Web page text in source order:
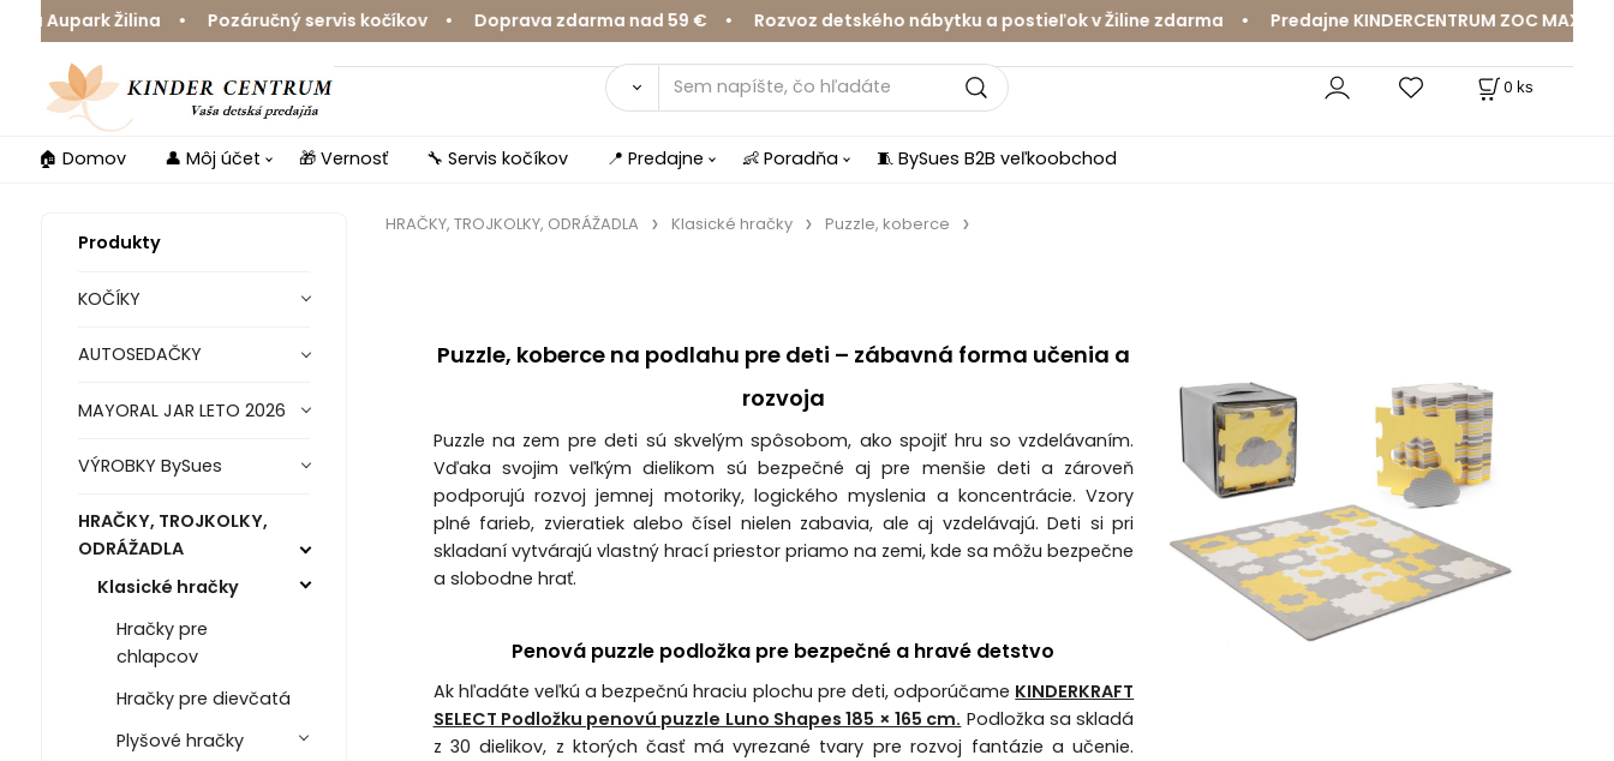
Žilina • Pozáručný servis kočíkov • Doprava zdarma nad 59 € • Rozvoz detského nábytku a postieľok v Žiline zdarma • Predajne KINDERCENTRUM ZOC MAX a
0 ks
🏠 Domov 👤 Môj účet 🎁 Vernosť 🔧 Servis kočíkov 📍 Predajne 👶 Poradňa 🧵 BySues B2B veľkoobchod
Produkty
KOČÍKY
AUTOSEDAČKY
MAYORAL JAR LETO 2026
VÝROBKY BySues
HRAČKY, TROJKOLKY,
ODRÁŽADLA
Klasické hračky
Hračky pre
chlapcov
Hračky pre dievčatá
Plyšové hračky
HRAČKY, TROJKOLKY, ODRÁŽADLA Klasické hračky Puzzle, koberce
Puzzle, koberce na podlahu pre deti – zábavná forma učenia a
rozvoja
Puzzle na zem pre deti sú skvelým spôsobom, ako spojiť hru so vzdelávaním.
Vďaka svojim veľkým dielikom sú bezpečné aj pre menšie deti a zároveň
podporujú rozvoj jemnej motoriky, logického myslenia a koncentrácie. Vzory
plné farieb, zvieratiek alebo čísel nielen zabavia, ale aj vzdelávajú. Deti si pri
skladaní vytvárajú vlastný hrací priestor priamo na zemi, kde sa môžu bezpečne
a slobodne hrať.
Penová puzzle podložka pre bezpečné a hravé detstvo
Ak hľadáte veľkú a bezpečnú hraciu plochu pre deti, odporúčame KINDERKRAFT
SELECT Podložku penovú puzzle Luno Shapes 185 × 165 cm. Podložka sa skladá
z 30 dielikov, z ktorých časť má vyrezané tvary pre rozvoj fantázie a učenie.